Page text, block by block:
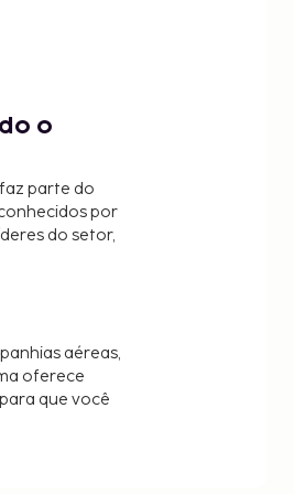
o
parte do
por
do setor,
aéreas,
oferece
que você